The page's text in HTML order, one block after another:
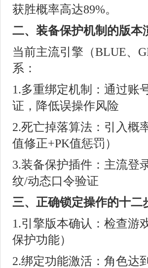
获胜概率高达89%。
二、装备保护机制的版本
当前主流引擎（BLUE、
系：
1.多重绑定机制：通过账
证，降低误操作风险
2.死亡掉落算法：引入概
值修正+PK值惩罚）
3.装备保护插件：主流登
纹/动态口令验证
三、正确锁定操作的十二
1.引擎版本确认：检查游
保护功能）
2.绑定功能激活：角色达